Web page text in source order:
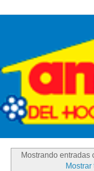
Mostrando entradas